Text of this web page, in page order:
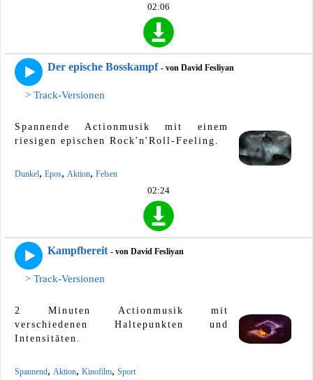
02:06
Der epische Bosskampf - von David Fesliyan
> Track-Versionen
Spannende Actionmusik mit einem
riesigen epischen Rock'n'Roll-Feeling.
Dunkel, Epos, Aktion, Felsen
02:24
Kampfbereit - von David Fesliyan
> Track-Versionen
2 Minuten Actionmusik mit
verschiedenen Haltepunkten und
Intensitäten.
Spannend, Aktion, Kinofilm, Sport